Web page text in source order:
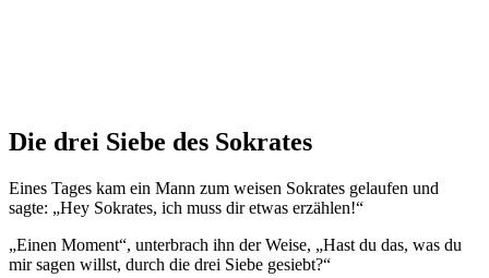
Die drei Siebe des Sokrates
Eines Tages kam ein Mann zum weisen Sokrates gelaufen und
sagte: „Hey Sokrates, ich muss dir etwas erzählen!“
„Einen Moment“, unterbrach ihn der Weise, „Hast du das, was du
mir sagen willst, durch die drei Siebe gesiebt?“